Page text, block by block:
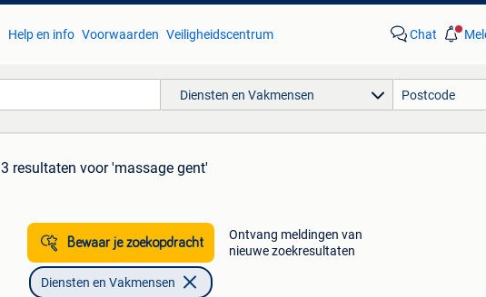
Help en info Voorwaarden Veiligheidscentrum Chat
Diensten en Vakmensen
3 resultaten voor 'massage gent'
Bewaar je zoekopdracht
Ontvang meldingen van
nieuwe zoekresultaten
Diensten en Vakmensen